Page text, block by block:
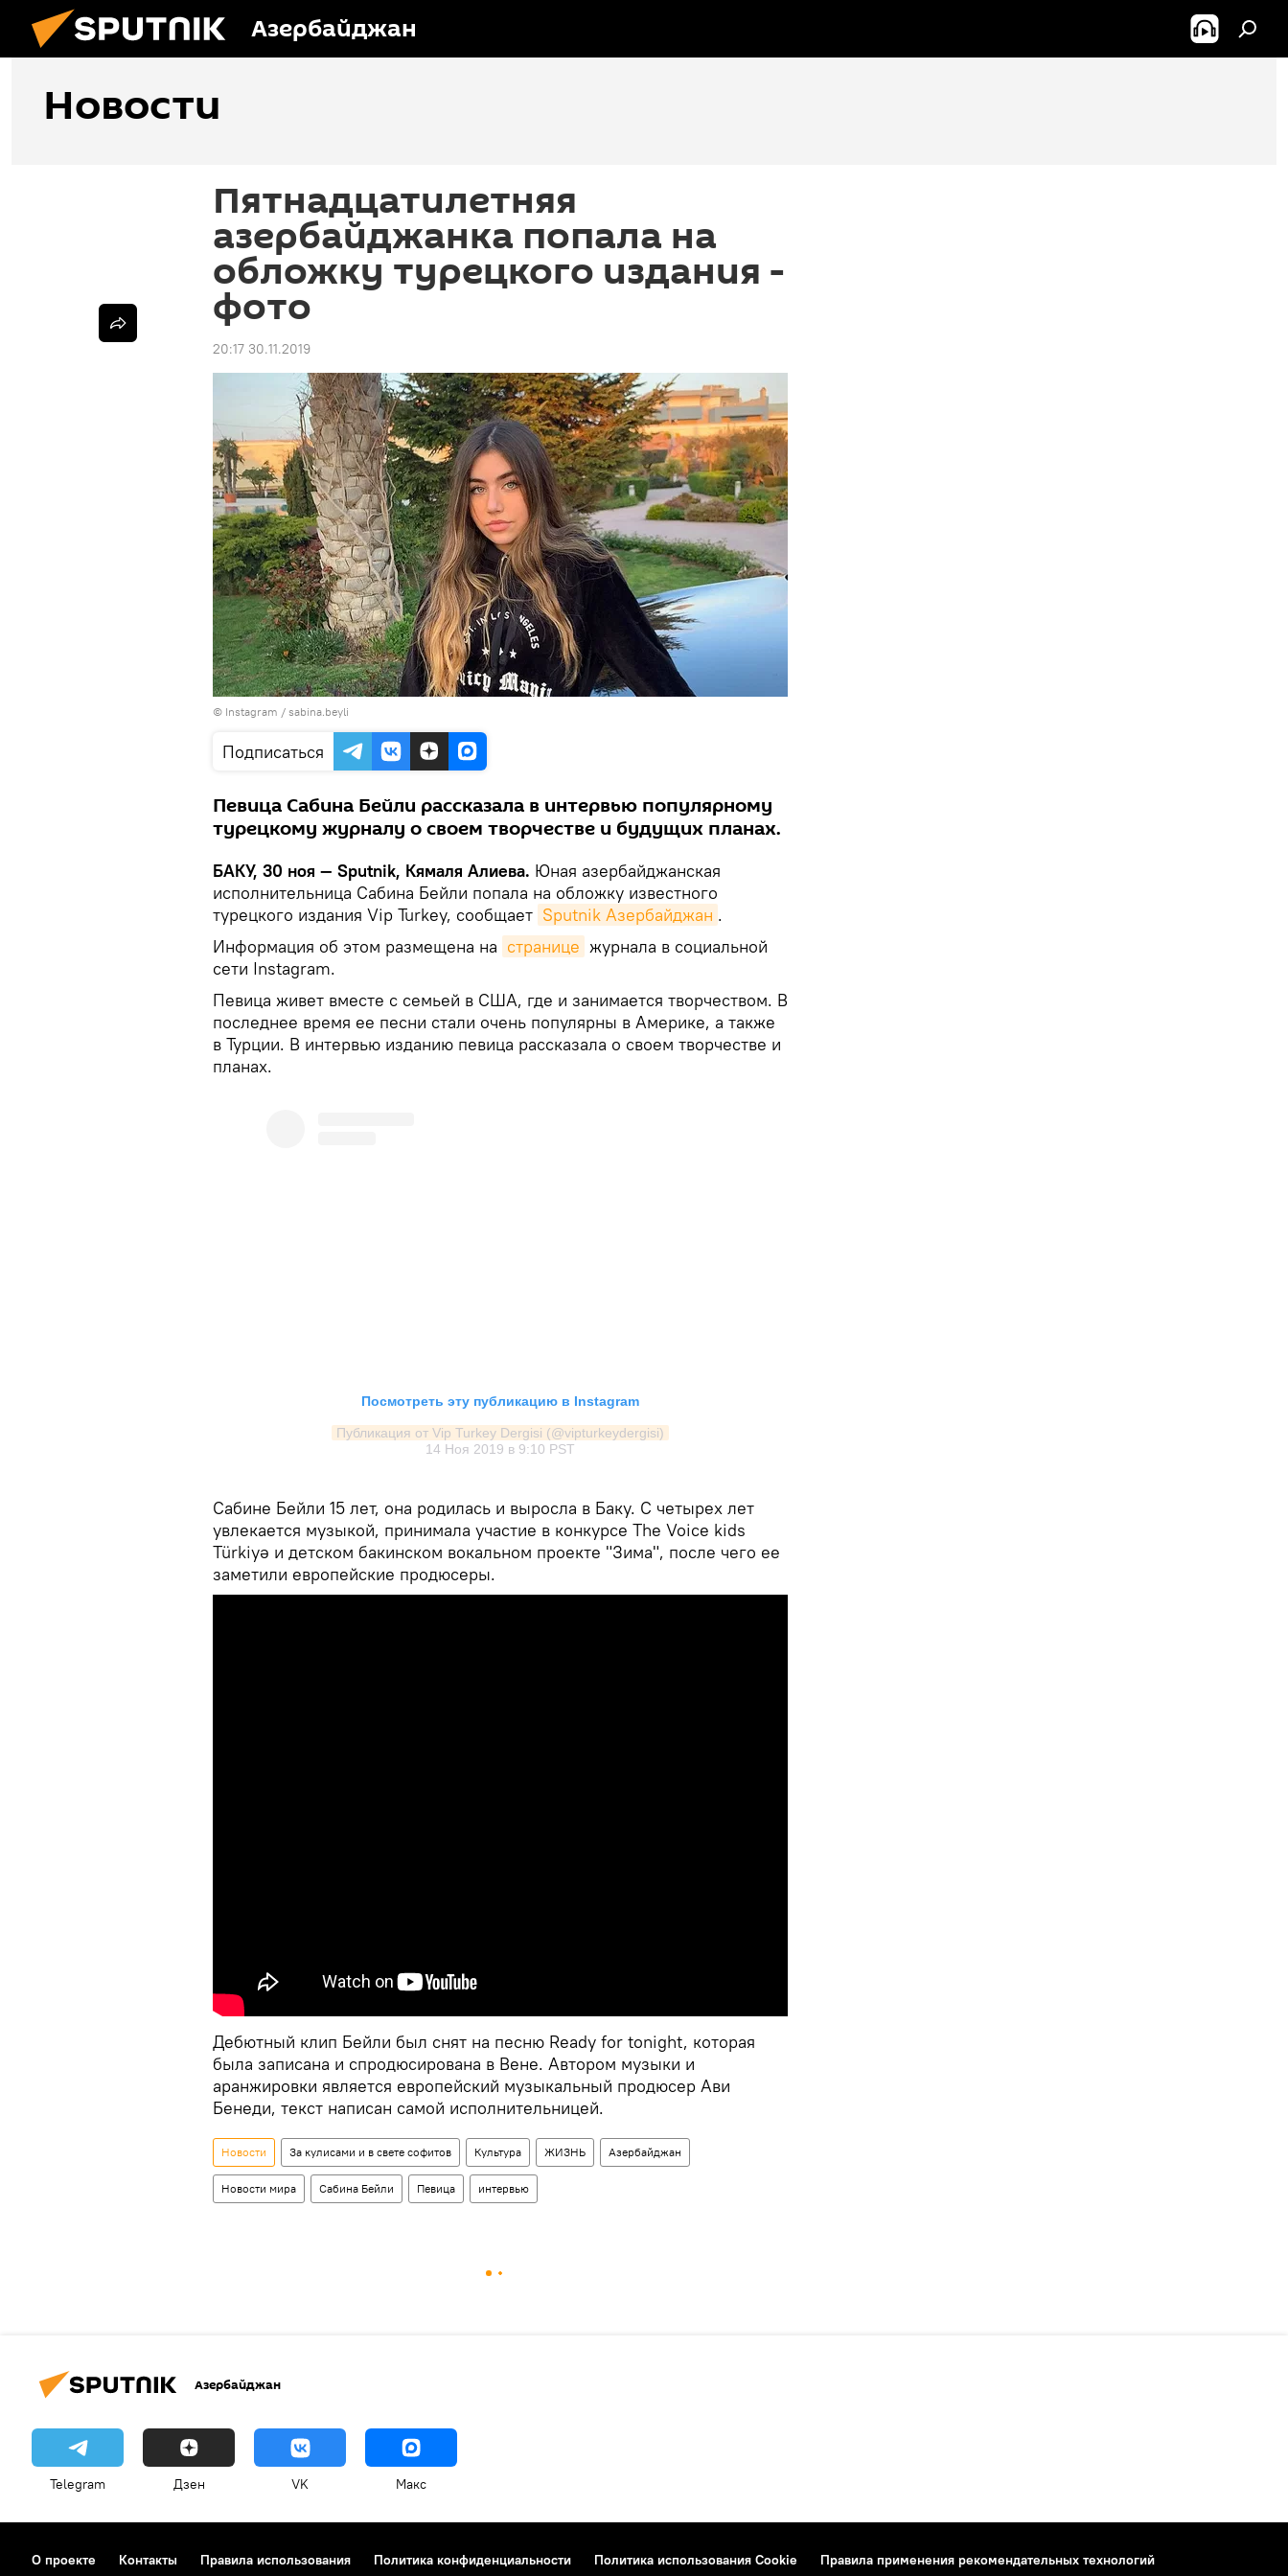
Азербайджан
Новости
Пятнадцатилетняя
азербайджанка попала на
обложку турецкого издания -
фото
20:17 30.11.2019
© Instagram / sabina.beyli
Подписаться
Певица Сабина Бейли рассказала в интервью популярному
турецкому журналу о своем творчестве и будущих планах.
БАКУ, 30 ноя — Sputnik, Кямаля Алиева. Юная азербайджанская
исполнительница Сабина Бейли попала на обложку известного
турецкого издания Vip Turkey, сообщает Sputnik Азербайджан .
Информация об этом размещена на странице журнала в социальной
сети Instagram.
Певица живет вместе с семьей в США, где и занимается творчеством. В
последнее время ее песни стали очень популярны в Америке, а также
в Турции. В интервью изданию певица рассказала о своем творчестве и
планах.
Посмотреть эту публикацию в Instagram
Публикация от Vip Turkey Dergisi (@vipturkeydergisi)
14 Ноя 2019 в 9:10 PST
Сабине Бейли 15 лет, она родилась и выросла в Баку. С четырех лет
увлекается музыкой, принимала участие в конкурсе The Voice kids
Türkiyə и детском бакинском вокальном проекте "Зима", после чего ее
заметили европейские продюсеры.
Дебютный клип Бейли был снят на песню Ready for tonight, которая
была записана и спродюсирована в Вене. Автором музыки и
аранжировки является европейский музыкальный продюсер Ави
Бенеди, текст написан самой исполнительницей.
Новости За кулисами и в свете софитов Культура ЖИЗНЬ Азербайджан
Новости мира Сабина Бейли Певица интервью
Азербайджан
Telegram Дзен VK Макс
О проекте Контакты Правила использования Политика конфиденциальности Политика использования Cookie Правила применения рекомендательных технологий